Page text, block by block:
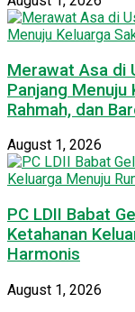
Merawat Asa di
Panjang Menuju
Rahmah, dan
August 1, 2026
PC LDII Babat
Ketahanan
Harmonis
August 1, 2026